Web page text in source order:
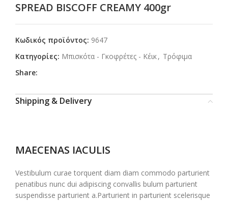
SPREAD BISCOFF CREAMY 400gr
Κωδικός προϊόντος: 9647
Κατηγορίες: Μπισκότα - Γκοφρέτες - Κέικ, Τρόφιμα
Share:
Shipping & Delivery
MAECENAS IACULIS
Vestibulum curae torquent diam diam commodo parturient
penatibus nunc dui adipiscing convallis bulum parturient
suspendisse parturient a.Parturient in parturient scelerisque